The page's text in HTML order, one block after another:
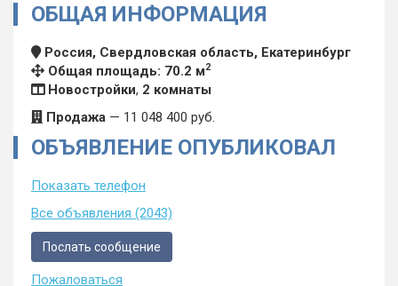
ОБЩАЯ ИНФОРМАЦИЯ
Россия, Свердловская область, Екатеринбург
Общая площадь: 70.2 м2
Новостройки, 2 комнаты
Продажа — 11 048 400 руб.
ОБЪЯВЛЕНИЕ ОПУБЛИКОВАЛ
Показать телефон
Все объявления (2043)
Послать сообщение
Пожаловаться